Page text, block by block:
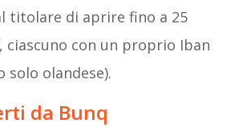
titolare di aprire fino a 25
ciascuno con un proprio Iban
olandese).
da Bunq